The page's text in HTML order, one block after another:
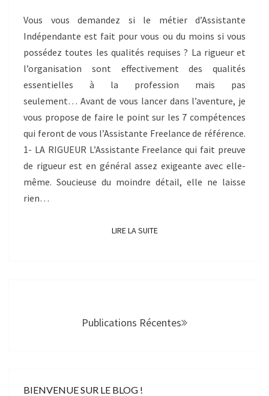
ASSISTANTE
Vous vous demandez si le métier d’Assistante
Indépendante est fait pour vous ou du moins si vous
possédez toutes les qualités requises ? La rigueur et
l’organisation sont effectivement des qualités
essentielles à la profession mais pas
seulement… Avant de vous lancer dans l’aventure, je
vous propose de faire le point sur les 7 compétences
qui feront de vous l’Assistante Freelance de référence.
1- LA RIGUEUR L’Assistante Freelance qui fait preuve
de rigueur est en général assez exigeante avec elle-
même. Soucieuse du moindre détail, elle ne laisse
rien…
LIRE LA SUITELIRE LA SUITE
Publications Récentes
BIENVENUE SUR LE BLOG !